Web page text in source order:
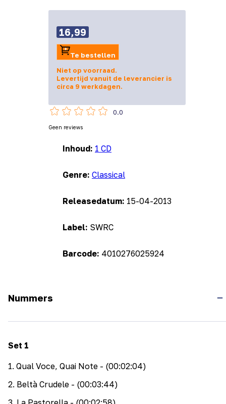
Inhoud: 1 CD
Genre: Classical
Releasedatum: 15-04-2013
Label: SWRC
Barcode: 4010276025924
16,99
Te bestellen
Niet op voorraad.
Levertijd vanuit de leverancier is
circa 9 werkdagen.
0.0
Geen reviews
Nummers
Set 1
1. Qual Voce, Quai Note - (00:02:04)
2. Beltà Crudele - (00:03:44)